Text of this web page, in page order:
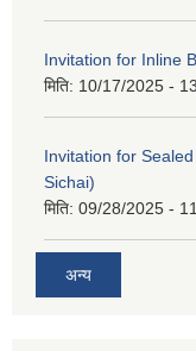
Invitation for Inline
मिति: 10/17/2025 -
Invitation for
Sichai)
मिति: 09/28/2025 -
अन्य